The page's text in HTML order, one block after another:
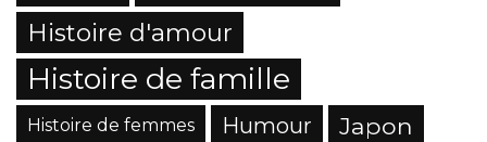
Histoire d'amour
Histoire de famille
Histoire de femmes Humour Japon